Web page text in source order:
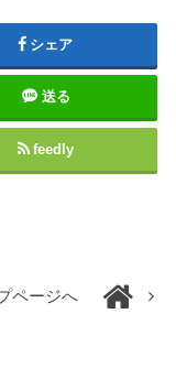
シェア
送る
feedly
ページへ